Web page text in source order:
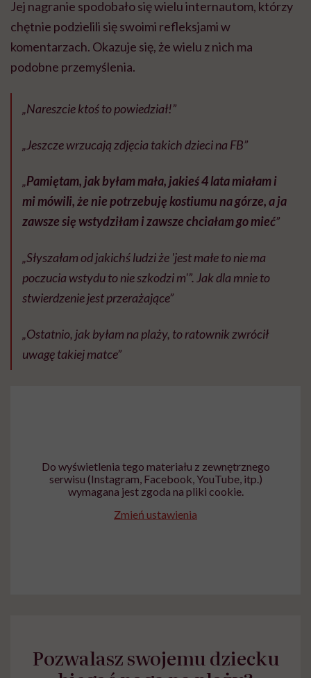
Jej nagranie spodobało się wielu internautom, którzy
chętnie podzielili się swoimi refleksjami w
komentarzach. Okazuje się, że wielu z nich ma
podobne przemyślenia.
„Nareszcie ktoś to powiedział!”
„Jeszcze wrzucają zdjęcia takich dzieci na FB”
„Pamiętam, jak byłam mała, jakieś 4 lata miałam i
mi mówili, że nie potrzebuję kostiumu na górze, a ja
zawsze się wstydziłam i zawsze chciałam go mieć”
„Słyszałam od jakichś ludzi że 'jest małe to nie ma
poczucia wstydu to nie szkodzi m'”. Jak dla mnie to
stwierdzenie jest przerażające”
„Ostatnio, jak byłam na plaży, to ratownik zwrócił
uwagę takiej matce”
Do wyświetlenia tego materiału z zewnętrznego
serwisu (Instagram, Facebook, YouTube, itp.)
wymagana jest zgoda na pliki cookie.
Zmień ustawienia
Pozwalasz swojemu dziecku